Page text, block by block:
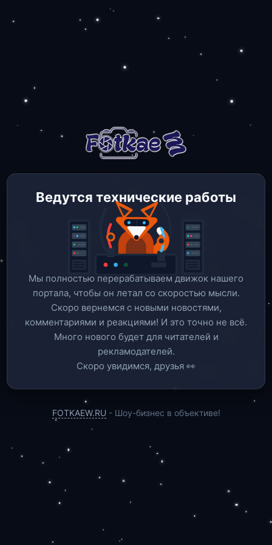
Ведутся технические работы
Мы полностью перерабатываем движок нашего
портала, чтобы он летал со скоростью мысли.
Скоро вернемся c новыми новостями,
комментариями и реакциями! И это точно не всё.
Много нового будет для читателей и
рекламодателей.
Скоро увидимся, друзья 👀
FOTKAEW.RU - Шоу-бизнес в объективе!